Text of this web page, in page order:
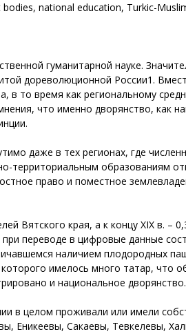
national education, Turkic-
гуманитарной науке.
дореволюционной России1.
в то время как региональному
что именно дворянство, как
даже в тех регионах, где
территориальным образованиям
право и поместное
Вятского края, а к концу XIX в. –
переводе в цифровые данные
наличием плодородных
имелось много татар, что
и национальное дворянство.
в целом проживали или имели
Еникеевы, Сакаевы, Тевкелевы,